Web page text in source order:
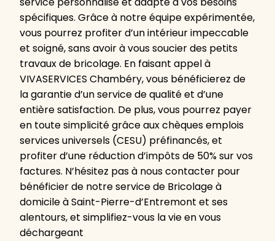
spécifiques. Grâce à notre équipe expérimentée,
vous pourrez profiter d’un intérieur impeccable
et soigné, sans avoir à vous soucier des petits
travaux de bricolage. En faisant appel à
VIVASERVICES Chambéry, vous bénéficierez de
la garantie d’un service de qualité et d’une
entière satisfaction. De plus, vous pourrez payer
en toute simplicité grâce aux chèques emplois
services universels (CESU) préfinancés, et
profiter d’une réduction d’impôts de 50% sur vos
factures. N’hésitez pas à nous contacter pour
bénéficier de notre service de Bricolage à
domicile à Saint-Pierre-d’Entremont et ses
alentours, et simplifiez-vous la vie en vous
déchargeant